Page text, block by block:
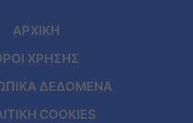
ΑΡΧΙΚΗ
ΧΡΗΣΗΣ
ΔΕΔΟΜΕΝΑ
COOKIES